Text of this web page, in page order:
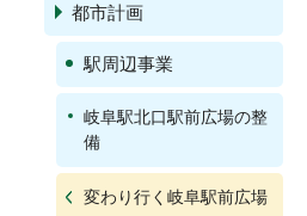
都市計画
駅周辺事業
岐阜駅北口駅前広場の整
備
変わり行く岐阜駅前広場